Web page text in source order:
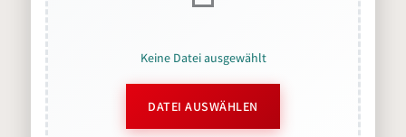
Keine Datei ausgewählt
DATEI AUSWÄHLEN